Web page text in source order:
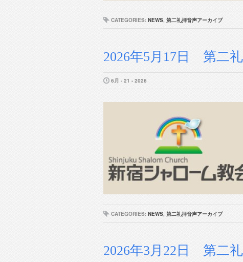
CATEGORIES: NEWS, 第二礼拝音声アーカイブ
2026年5月17日 第二
6月 - 21 - 2026
CATEGORIES: NEWS, 第二礼拝音声アーカイブ
2026年3月22日 第二